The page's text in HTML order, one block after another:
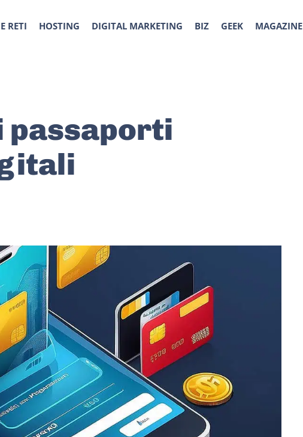
RETI HOSTING DIGITAL MARKETING BIZ GEEK MAGAZINE
passaporti